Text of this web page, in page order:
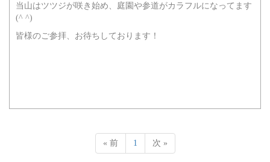
当山はツツジが咲き始め、庭園や参道がカラフルになってます
(^ ^)
皆様のご参拝、お待ちしております！
« 前 1 次 »